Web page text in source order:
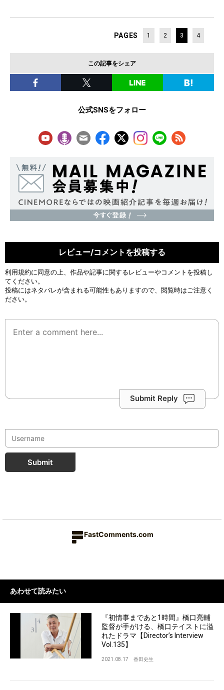
PAGES 1 2 3 4
この記事をシェア
公式SNSをフォロー
レビュー/コメントを投稿する
利用規約に同意の上、作品や記事に関するレビューやコメントを投稿し
てください。
投稿にはネタバレが含まれる可能性もありますので、閲覧時はご注意く
ださい。
Submit Reply
Submit
FastComments.com
あわせて読みたい
『初情事まであと1時間』橋口亮輔
監督が手がける、橋口テイストに溢
れたドラマ【Director’s Interview
Vol.135】
2021.08.17 香田史生